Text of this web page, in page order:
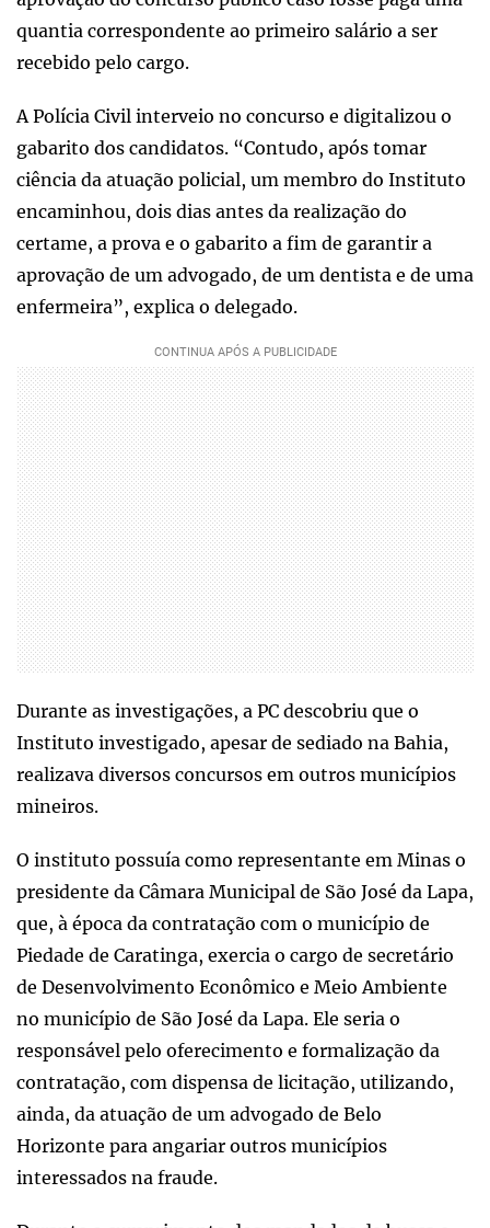
quantia correspondente ao primeiro salário a ser
recebido pelo cargo.
A Polícia Civil interveio no concurso e digitalizou o
gabarito dos candidatos. “Contudo, após tomar
ciência da atuação policial, um membro do Instituto
encaminhou, dois dias antes da realização do
certame, a prova e o gabarito a fim de garantir a
aprovação de um advogado, de um dentista e de uma
enfermeira”, explica o delegado.
Durante as investigações, a PC descobriu que o
Instituto investigado, apesar de sediado na Bahia,
realizava diversos concursos em outros municípios
mineiros.
O instituto possuía como representante em Minas o
presidente da Câmara Municipal de São José da Lapa,
que, à época da contratação com o município de
Piedade de Caratinga, exercia o cargo de secretário
de Desenvolvimento Econômico e Meio Ambiente
no município de São José da Lapa. Ele seria o
responsável pelo oferecimento e formalização da
contratação, com dispensa de licitação, utilizando,
ainda, da atuação de um advogado de Belo
Horizonte para angariar outros municípios
interessados na fraude.